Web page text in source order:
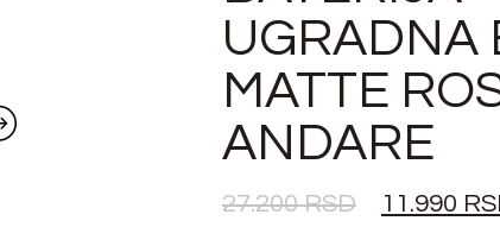
UGRADNA
MATTE
ANDARE
27.200RSD 11.990